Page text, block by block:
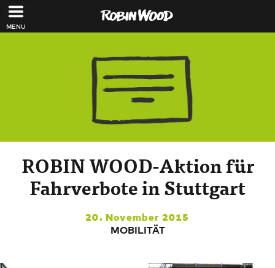
Direkt zum Inhalt
ROBIN WOOD-Aktion für
Fahrverbote in Stuttgart
20. November 2015
MOBILITÄT